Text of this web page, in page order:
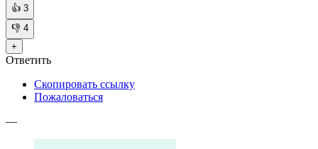
👍 3
👎 4
+
Ответить
Скопировать ссылку
Пожаловаться
—